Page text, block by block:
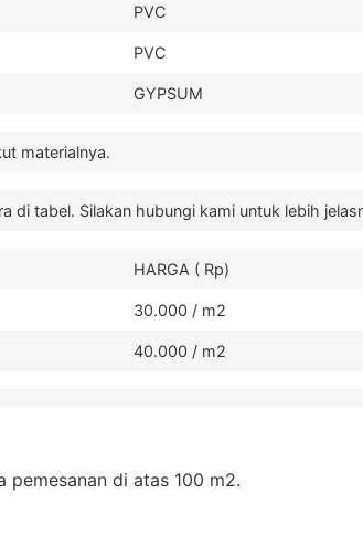
PVC
PVC
GYPSUM
materialnya.
di tabel. Silakan hubungi kami untuk lebih
HARGA ( Rp)
30.000 / m2
40.000 / m2
pemesanan di atas 100 m2.